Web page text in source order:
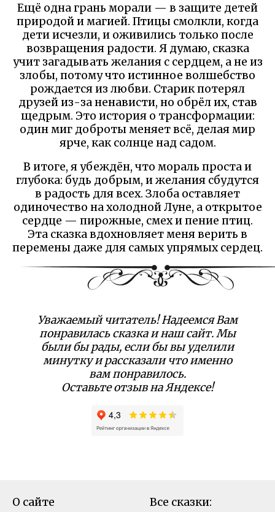
Ещё одна грань морали — в защите детей
природой и магией. Птицы смолкли, когда
дети исчезли, и оживились только после
возвращения радости. Я думаю, сказка
учит загадывать желания с сердцем, а не из
злобы, потому что истинное волшебство
рождается из любви. Старик потерял
друзей из-за ненависти, но обрёл их, став
щедрым. Это история о трансформации:
один миг доброты меняет всё, делая мир
ярче, как солнце над садом.
В итоге, я убеждён, что мораль проста и
глубока: будь добрым, и желания сбудутся
в радость для всех. Злоба оставляет
одиночество на холодной Луне, а открытое
сердце — пирожные, смех и пение птиц.
Эта сказка вдохновляет меня верить в
перемены даже для самых упрямых сердец.
Уважаемый читатель! Надеемся Вам
понравилась сказка и наш сайт. Мы
были бы рады, если бы вы уделили
минутку и рассказали что именно
вам понравилось.
Оставьте отзыв на Яндексе!
О сайте Все сказки: